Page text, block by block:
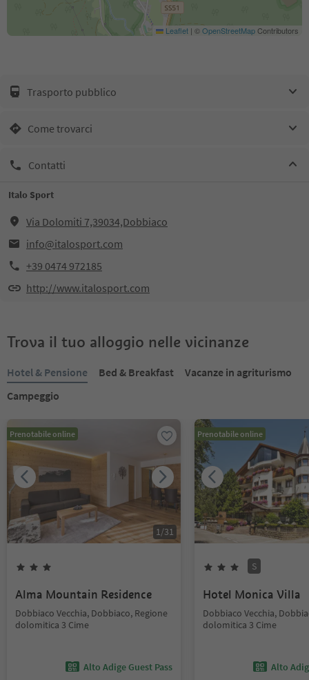
Leaflet | ©OpenStreetMapContributors
Trasporto pubblico
Come trovarci
Contatti
Italo Sport
Via Dolomiti 7,39034,Dobbiaco
info@italosport.com
+39 0474 972185
http://www.italosport.com
Trova il tuo alloggio nelle vicinanze
Hotel & Pensione Bed & Breakfast
Vacanze in agriturismo
Campeggio
Prenotabile online
1/31
Alma Mountain Residence
Dobbiaco Vecchia, Dobbiaco, Regione
dolomitica 3 Cime
Alto Adige Guest Pass
Prenotabile online
S
Hotel Monica Villa
Dobbiaco Vecchia,
dolomitica 3 Cime
Alto